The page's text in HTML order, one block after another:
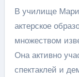
В училище
актерское
множеством
Она активно
спектаклей и